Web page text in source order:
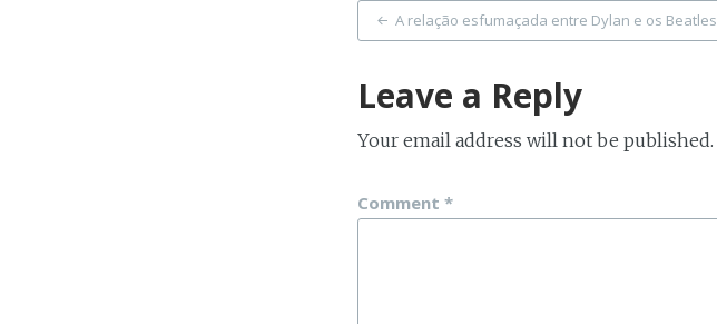
Post
navigation
A relação esfumaçada entre Dylan e os Beatles
Leave a Reply
Your email address will not be published.
Comment *